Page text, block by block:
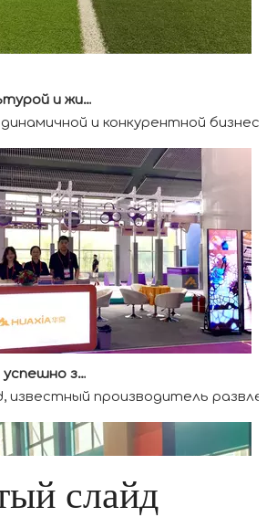
динамичной и конкурентной
известный производитель
слайд